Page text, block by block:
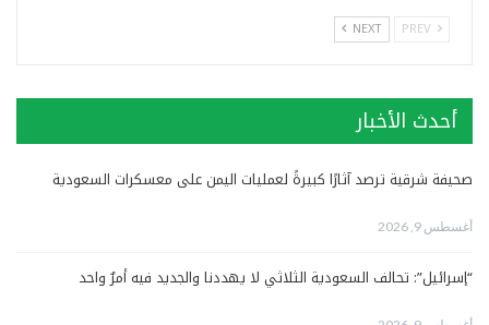
NEXT
أحدث الأخبار
صحيفة شرقية ترصد آثارًا كبيرةً لعمليات اليمن على معسكرات السعودية
أغسطس 9, 2026
“إسرائيل”: تحالف السعودية الثلاثي لا يهددنا والجديد فيه أمرٌ واحد